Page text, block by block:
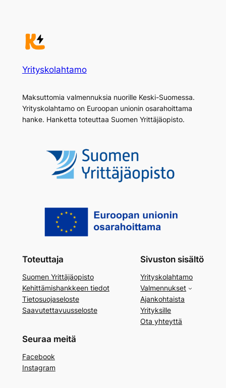
Yrityskolahtamo
Maksuttomia valmennuksia nuorille Keski-Suomessa.
Yrityskolahtamo on Euroopan unionin osarahoittama
hanke. Hanketta toteuttaa Suomen Yrittäjäopisto.
Toteuttaja
Suomen Yrittäjäopisto
Kehittämishankkeen tiedot
Tietosuojaseloste
Saavutettavuusseloste
Sivuston sisältö
Yrityskolahtamo
Valmennukset
Ajankohtaista
Yrityksille
Ota yhteyttä
Seuraa meitä
Facebook
Instagram